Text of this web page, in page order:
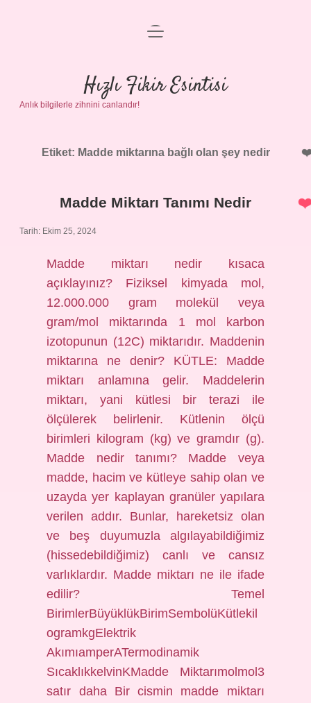
Anasayfa
Gizlilik Politikası
Yasal Uyarı
menüyü
Hızlı Fikir Esintisi
Anlık bilgilerle zihnini canlandır!
Etiket: Madde miktarına bağlı olan şey nedir
Madde Miktarı Tanımı Nedir
Tarih: Ekim 25, 2024
Madde miktarı nedir kısaca
açıklayınız? Fiziksel kimyada mol,
12.000.000 gram molekül veya
gram/mol miktarında 1 mol karbon
izotopunun (12C) miktarıdır. Maddenin
miktarına ne denir? KÜTLE: Madde
miktarı anlamına gelir. Maddelerin
miktarı, yani kütlesi bir terazi ile
ölçülerek belirlenir. Kütlenin ölçü
birimleri kilogram (kg) ve gramdır (g).
Madde nedir tanımı? Madde veya
madde, hacim ve kütleye sahip olan ve
uzayda yer kaplayan granüler yapılara
verilen addır. Bunlar, hareketsiz olan
ve beş duyumuzla algılayabildiğimiz
(hissedebildiğimiz) canlı ve cansız
varlıklardır. Madde miktarı ne ile ifade
edilir? Temel
BirimlerBüyüklükBirimSembolüKütlekil
ogramkgElektrik
AkımıamperATermodinamik
SıcaklıkkelvinKMadde Miktarımolmol3
satır daha Bir cismin madde miktarı